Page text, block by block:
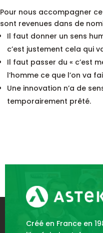
Pour nous accompagner
sont revenues dans de
Il faut donner un sens
c’est justement cela qui
Il faut passer du « c’est
l’homme ce que l’on va
Une innovation n’a de
temporairement prêté.
Créé en France en